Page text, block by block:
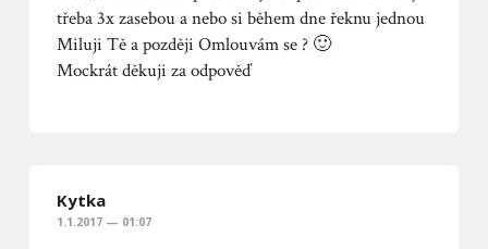
třeba 3x zasebou a nebo si během dne řeknu jednou
Miluji Tě a později Omlouvám se ? 🙂
Mockrát děkuji za odpověď
Kytka
1.1.2017 — 01:07